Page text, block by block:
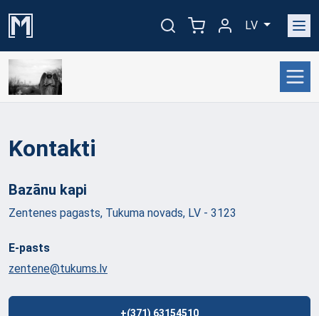
LV
Kontakti
Bazānu kapi
Zentenes pagasts, Tukuma novads, LV - 3123
E-pasts
zentene@tukums.lv
+(371) 63154510